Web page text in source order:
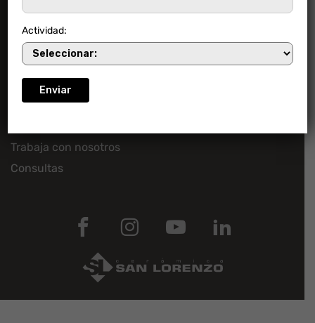
Empresa
Acerca de San Lorenzo
Trabaja con nosotros
Consultas
Actividad: